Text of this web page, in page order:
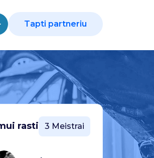
Tapti partneriu
rasti 3 Meistrai